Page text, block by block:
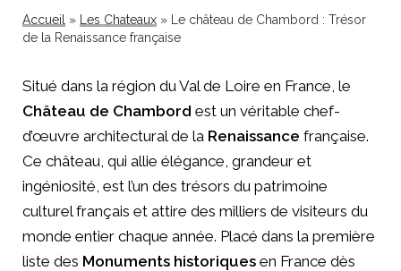
Accueil » Les Chateaux »
Le château de Chambord : Trésor
de la Renaissance française
Situé dans la région du Val de Loire en France, le
Château de Chambord est un véritable chef-
d’œuvre architectural de la Renaissance française.
Ce château, qui allie élégance, grandeur et
ingéniosité, est l’un des trésors du patrimoine
culturel français et attire des milliers de visiteurs du
monde entier chaque année. Placé dans la première
liste des Monuments historiques en France dès